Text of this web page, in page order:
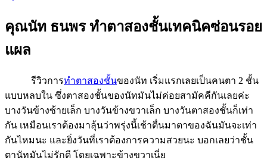
คุณนัท ธนพร ทำตาสองชั้นเทคนิคซ่อนรอย
แผล
รีวิวการทำตาสองชั้นของนัท เริ่มแรกเลยเป็นคนตา 2 ชั้น
แบบหลบใน ซึ่งตาสองชั้นของนัทมันไม่ค่อยสามัคคีกันเลยค่ะ
บางวันข้างซ้ายเล็ก บางวันข้างขวาเล็ก บางวันตาสองชั้นก็เท่า
กัน เหมือนเราต้องมาลุ้นว่าพรุ่งนี้เช้าตื่นมาตาของฉันมันจะเท่า
กันไหมนะ และยิ่งวันที่เราต้องการความสวยนะ บอกเลยว่าชั้น
ตานัทมันไม่รักดี โดยเฉพาะข้างขวาเนี่ย